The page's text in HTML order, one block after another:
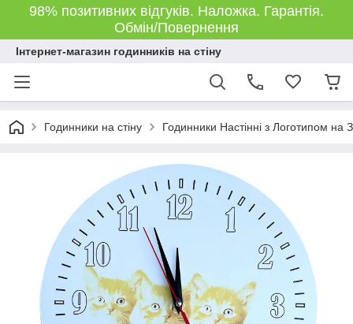
98% позитивних відгуків. Наложка. Гарантія.
Обмін/Повернення
Інтернет-магазин годинників на стіну
Годинники на стіну Годинники Настінні з Логотипом на